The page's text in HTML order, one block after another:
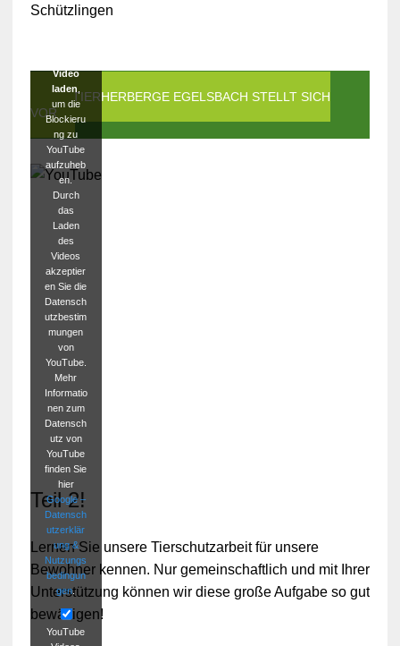
Schützlingen
DIE TIERHERBERGE EGELSBACH STELLT SICH
VOR
blockiert
Video
laden
um die
Blockieru
ng zu
YouTube
aufzuheb
en.
Durch
das
Laden
des
Videos
akzeptier
en Sie die
Datensch
utzbestim
mungen
von
YouTube.
Mehr
Informatio
nen zum
Datensch
utz von
YouTube
finden Sie
hier
Google –
Datensch
utzerklär
ung &
Nutzungs
bedingun
gen.
YouTube
Teil 2!
Lernen Sie unsere Tierschutzarbeit für unsere
Bewohner kennen. Nur gemeinschaftlich und mit Ihrer
Unterstützung können wir diese große Aufgabe so gut
bewältigen!